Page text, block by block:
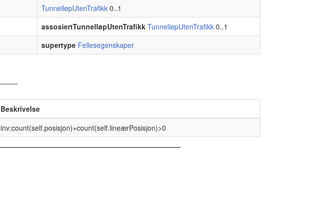
TunnelløpUtenTrafikk 0..1
assosiertTunnelløpUtenTrafikk TunnelløpUtenTrafikk 0..1
supertype Fellesegenskaper
Beskrivelse
inv:count(self.posisjon)+count(self.lineærPosisjon)>0